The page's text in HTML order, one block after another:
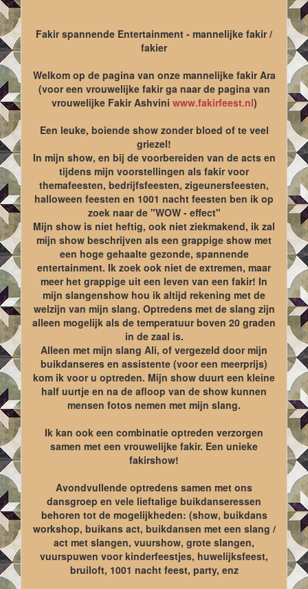
Fakir spannende Entertainment - mannelijke fakir /
fakier
Welkom op de pagina van onze mannelijke fakir Ara
(voor een vrouwelijke fakir ga naar de pagina van
vrouwelijke Fakir Ashvini www.fakirfeest.nl)
Een leuke, boiende show zonder bloed of te veel
griezel!
In mijn show, en bij de voorbereiden van de acts en
tijdens mijn voorstellingen als fakir voor
themafeesten, bedrijfsfeesten, zigeunersfeesten,
halloween feesten en 1001 nacht feesten ben ik op
zoek naar de "WOW - effect"
Mijn show is niet heftig, ook niet ziekmakend, ik zal
mijn show beschrijven als een grappige show met
een hoge gehaalte gezonde, spannende
entertainment. Ik zoek ook niet de extremen, maar
meer het grappige uit een leven van een fakir! In
mijn slangenshow hou ik altijd rekening met de
welzijn van mijn slang. Optredens met de slang zijn
alleen mogelijk als de temperatuur boven 20 graden
in de zaal is.
Alleen met mijn slang Ali, of vergezeld door mijn
buikdanseres en assistente (voor een meerprijs)
kom ik voor u optreden. Mijn show duurt een kleine
half uurtje en na de afloop van de show kunnen
mensen fotos nemen met mijn slang.
Ik kan ook een combinatie optreden verzorgen
samen met een vrouwelijke fakir. Een unieke
fakirshow!
Avondvullende optredens samen met ons
dansgroep en vele lieftalige buikdanseressen
behoren tot de mogelijkheden: (show, buikdans
workshop, buikans act, buikdansen met een slang /
act met slangen, vuurshow, grote slangen,
vuurspuwen voor kinderfeestjes, huwelijksfeest,
bruiloft, 1001 nacht feest, party, enz